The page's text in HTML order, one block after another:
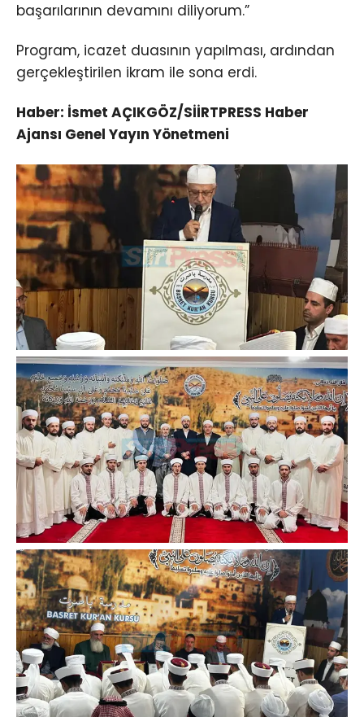
başarılarının devamını diliyorum.”
Program, icazet duasının yapılması, ardından
gerçekleştirilen ikram ile sona erdi.
Haber: İsmet AÇIKGÖZ/SİİRTPRESS Haber
Ajansı Genel Yayın Yönetmeni